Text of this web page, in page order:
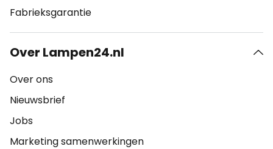
Fabrieksgarantie
Over Lampen24.nl
Over ons
Nieuwsbrief
Jobs
Marketing samenwerkingen